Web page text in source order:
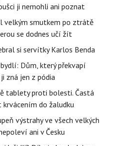
ji nemohli ani poznat
velkým smutkem po ztrátě
se dodnes učí žít
si servítky Karlos Benda
Dům, který překvapí
zná jen z pódia
tablety proti bolesti. Častá
krvácením do žaludku
výstrahy ve všech velkých
ani v Česku